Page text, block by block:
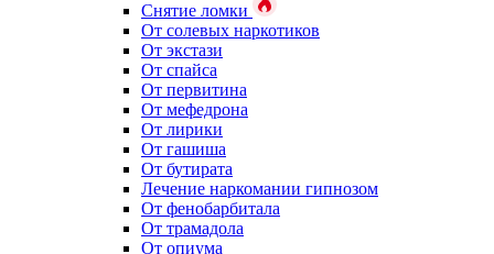
Снятие ломки
От солевых наркотиков
От экстази
От спайса
От первитина
От мефедрона
От лирики
От гашиша
От бутирата
Лечение наркомании гипнозом
От фенобарбитала
От трамадола
От опиума